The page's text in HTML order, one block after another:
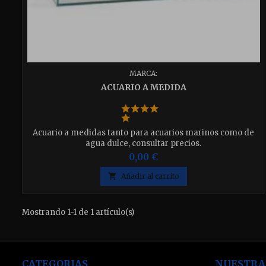
MARCA:
ACUARIO A MEDIDA
Acuario a medidas tanto para acuarios marinos como de
agua dulce, consultar precios.
0,00 €
 Añadir al carrito
Mostrando 1-1 de 1 artículo(s)
CATEGORIAS